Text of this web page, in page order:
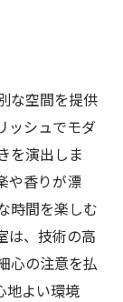
イリスト
ムサービ
度の秘密
ルな手法
技術
な空間を提供
ッシュでモダ
を演出しま
や香りが漂
時間を楽しむ
は、技術の高
心の注意を払
地よい環境